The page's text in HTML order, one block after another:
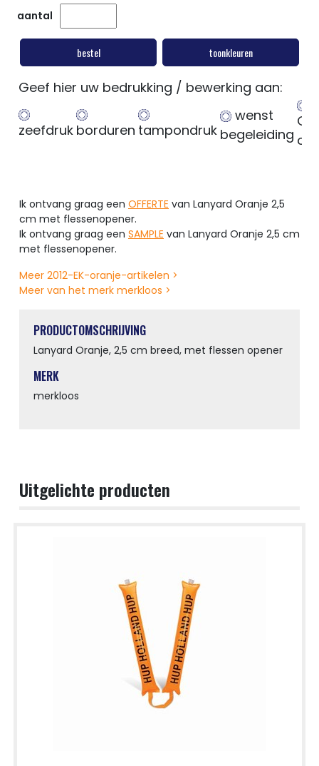
aantal
bestel toonkleuren
Geef hier uw bedrukking / bewerking aan:
zeefdruk borduren tampondruk
wenst
begeleiding
Ik ontvang graag een OFFERTE van Lanyard Oranje 2,5
cm met flessenopener.
Ik ontvang graag een SAMPLE van Lanyard Oranje 2,5 cm
met flessenopener.
Meer 2012-EK-oranje-artikelen >
Meer van het merk merkloos >
PRODUCTOMSCHRIJVING
Lanyard Oranje, 2,5 cm breed, met flessen opener
MERK
merkloos
Uitgelichte producten